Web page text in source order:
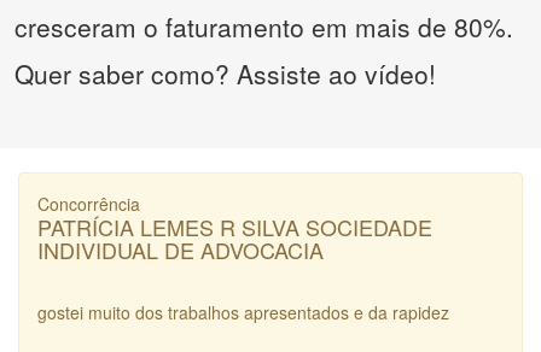
cresceram o faturamento em mais de 80%.
Quer saber como? Assiste ao vídeo!
Concorrência
PATRÍCIA LEMES R SILVA SOCIEDADE
INDIVIDUAL DE ADVOCACIA
gostei muito dos trabalhos apresentados e da rapidez